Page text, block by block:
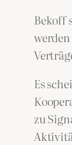
Bekoff
Es
zu